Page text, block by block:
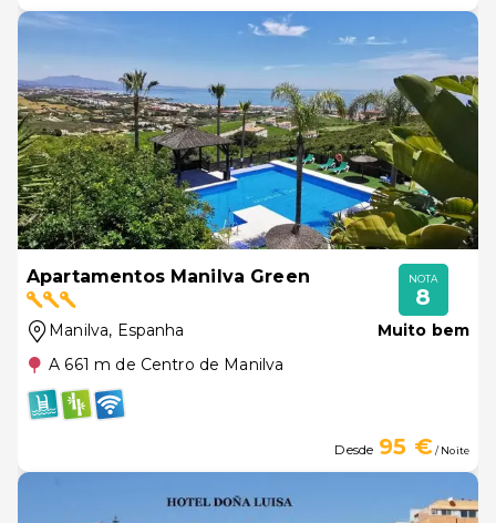
Apartamentos Manilva Green
Manilva, Espanha
A 661 m de Centro de Manilva
NOTA
8
Muito bem
Desde 95 €/ Noite